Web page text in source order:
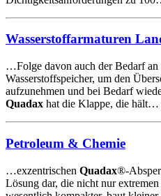
Wasserstoffarmaturen
…Folge davon auch der Bedarf an
Wasserstoffspeicher, um den
aufzunehmen und bei Bedarf
Quadax hat die Klappe, die hält…
Petroleum & Chemie
…exzentrischen Quadax®-
Lösung dar, die nicht nur